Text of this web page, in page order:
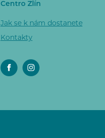
Centro Zlín
Jak se k nám dostanete
Kontakty